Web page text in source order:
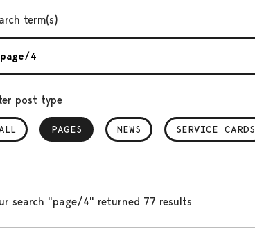
term(s)
post type
ALL PAGES
, SELECTED NEWS SERVICE CARDS
search "page/4" returned 77 results